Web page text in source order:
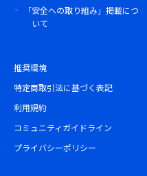
「安全への取り組み」掲載につ
いて
推奨環境
特定商取引法に基づく表記
利用規約
コミュニティガイドライン
プライバシーポリシー